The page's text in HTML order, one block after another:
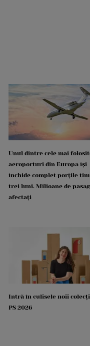
Unul dintre cele mai
aeroporturi din Europa își
închide complet porțile
trei luni. Milioane de
afectați
Intră în culisele noii
PS 2026